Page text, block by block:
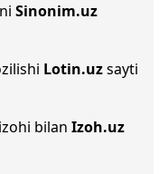
Sinonim.uz
Lotin.uzsayti
bilan Izoh.uz